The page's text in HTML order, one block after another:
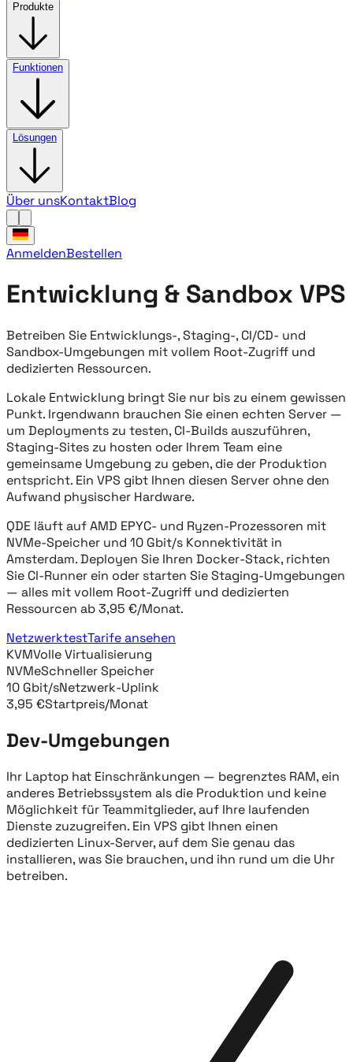
Produkte
Funktionen
Lösungen
Über unsKontaktBlog
AnmeldenBestellen
Entwicklung & Sandbox VPS
Betreiben Sie Entwicklungs-, Staging-, CI/CD- und
Sandbox-Umgebungen mit vollem Root-Zugriff und
dedizierten Ressourcen.
Lokale Entwicklung bringt Sie nur bis zu einem gewissen
Punkt. Irgendwann brauchen Sie einen echten Server —
um Deployments zu testen, CI-Builds auszuführen,
Staging-Sites zu hosten oder Ihrem Team eine
gemeinsame Umgebung zu geben, die der Produktion
entspricht. Ein VPS gibt Ihnen diesen Server ohne den
Aufwand physischer Hardware.
QDE läuft auf AMD EPYC- und Ryzen-Prozessoren mit
NVMe-Speicher und 10 Gbit/s Konnektivität in
Amsterdam. Deployen Sie Ihren Docker-Stack, richten
Sie CI-Runner ein oder starten Sie Staging-Umgebungen
— alles mit vollem Root-Zugriff und dedizierten
Ressourcen ab 3,95 €/Monat.
NetzwerktestTarife ansehen
KVMVolle Virtualisierung
NVMeSchneller Speicher
10 Gbit/sNetzwerk-Uplink
3,95 €Startpreis/Monat
Dev-Umgebungen
Ihr Laptop hat Einschränkungen — begrenztes RAM, ein
anderes Betriebssystem als die Produktion und keine
Möglichkeit für Teammitglieder, auf Ihre laufenden
Dienste zuzugreifen. Ein VPS gibt Ihnen einen
dedizierten Linux-Server, auf dem Sie genau das
installieren, was Sie brauchen, und ihn rund um die Uhr
betreiben.